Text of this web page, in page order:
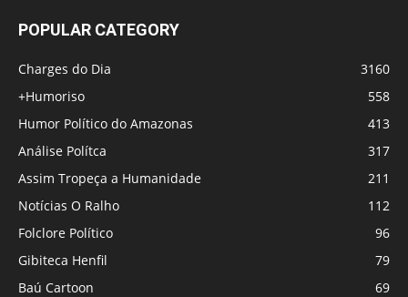
POPULAR CATEGORY
Charges do Dia
3160
+Humoriso
558
Humor Político do Amazonas
413
Análise Polítca
317
Assim Tropeça a Humanidade
211
Notícias O Ralho
112
Folclore Político
96
Gibiteca Henfil
79
Baú Cartoon
69